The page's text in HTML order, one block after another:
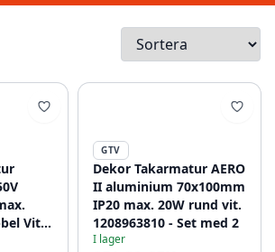
Vit
GTV
Dekor Takarmatur AERO
II aluminium 70x100mm
IP20 max. 20W rund vit.
1208963810 - Set med 2
I lager